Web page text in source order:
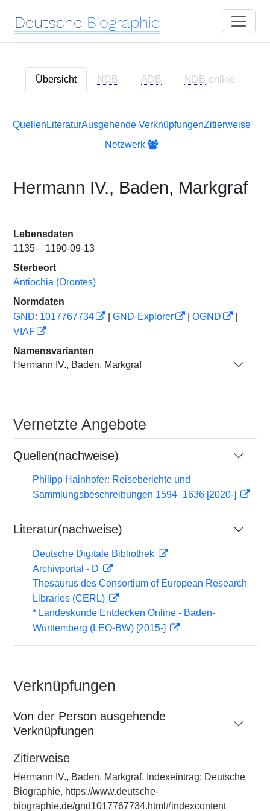
Deutsche Biographie
Übersicht NDB ADB NDB-online
Quellen LiteraturAusgehende VerknüpfungenZitierweise
Netzwerk
Hermann IV., Baden, Markgraf
Lebensdaten
1135 – 1190-09-13
Sterbeort
Antiochia (Orontes)
Normdaten
GND: 1017767734
GND-Explorer OGND
VIAF
Namensvarianten
Hermann IV., Baden, Markgraf
Vernetzte Angebote
Quellen(nachweise)
Philipp Hainhofer: Reiseberichte und
Sammlungsbeschreibungen 1594–1636 [2020-]
Literatur(nachweise)
Deutsche Digitale Bibliothek
Archivportal - D
Thesaurus des Consortium of European Research
Libraries (CERL)
* Landeskunde Entdecken Online - Baden-
Württemberg (LEO-BW) [2015-]
Verknüpfungen
Von der Person ausgehende
Verknüpfungen
Zitierweise
Hermann IV., Baden, Markgraf, Indexeintrag: Deutsche
Biographie, https://www.deutsche-
biographie.de/gnd1017767734.html#indexcontent